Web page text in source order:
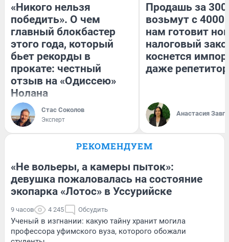
«Никого нельзя
победить». О чем
главный блокбастер
этого года, который
бьет рекорды в
прокате: честный
отзыв на «Одиссею»
Нолана
Стас Соколов
Эксперт
Продашь за
возьмут с
нам готовит
налоговый
коснется
даже
Анастасия
РЕКОМЕНДУЕМ
«Не вольеры, а камеры пыток»:
девушка пожаловалась на состояние
экопарка «Лотос» в Уссурийске
9 часов 4 245 Обсудить
Ученый в изгнании: какую тайну хранит могила
профессора уфимского вуза, которого обожали